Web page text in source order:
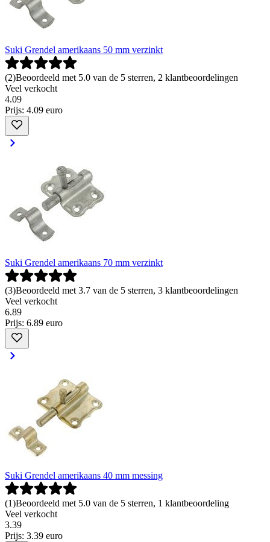
Suki Grendel amerikaans 50 mm verzinkt
(2)Beoordeeld met 5.0 van de 5 sterren, 2 klantbeoordelingen
Veel verkocht
4.09
Prijs: 4.09 euro
Suki Grendel amerikaans 70 mm verzinkt
(3)Beoordeeld met 3.7 van de 5 sterren, 3 klantbeoordelingen
Veel verkocht
6.89
Prijs: 6.89 euro
Suki Grendel amerikaans 40 mm messing
(1)Beoordeeld met 5.0 van de 5 sterren, 1 klantbeoordeling
Veel verkocht
3.39
Prijs: 3.39 euro